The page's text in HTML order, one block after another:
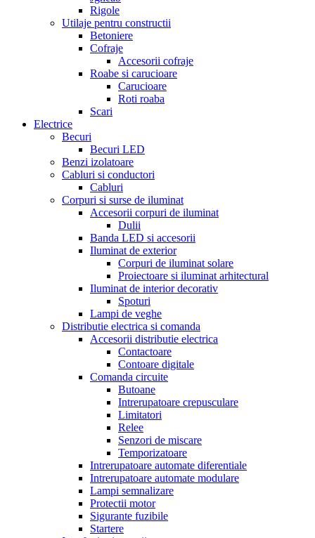
Rigole
Utilaje pentru constructii
Betoniere
Cofraje
Accesorii cofraje
Roabe si carucioare
Carucioare
Roti roaba
Scari
Electrice
Becuri
Becuri LED
Benzi izolatoare
Cabluri si conductori
Cabluri
Corpuri si surse de iluminat
Accesorii corpuri de iluminat
Dulii
Banda LED si accesorii
Iluminat de exterior
Corpuri de iluminat solare
Proiectoare si iluminat arhitectural
Iluminat de interior decorativ
Spoturi
Lampi de veghe
Distributie electrica si comanda
Accesorii distributie electrica
Contactoare
Contoare digitale
Comanda circuite
Butoane
Intrerupatoare crepusculare
Limitatori
Relee
Senzori de miscare
Temporizatoare
Intrerupatoare automate diferentiale
Intrerupatoare automate modulare
Lampi semnalizare
Protectii motor
Sigurante fuzibile
Startere